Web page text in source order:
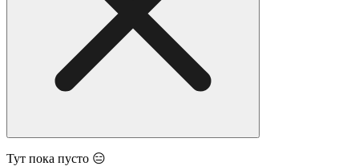
Тут пока пусто 😑